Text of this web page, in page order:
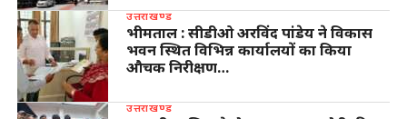
उत्तराखण्ड
भीमताल : सीडीओ अरविंद पांडेय ने विकास
भवन स्थित विभिन्न कार्यालयों का किया
औचक निरीक्षण…
उत्तराखण्ड